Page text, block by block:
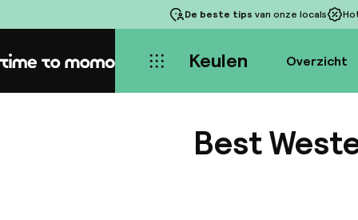
De beste tips van onze locals
Home Keulen Overzicht
Best